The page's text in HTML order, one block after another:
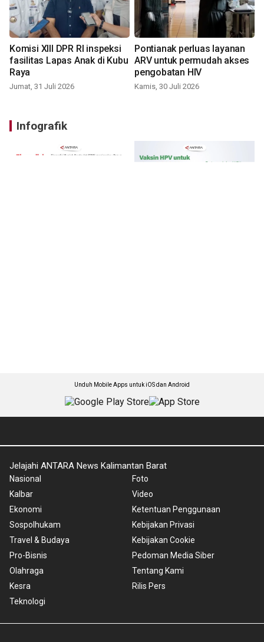
Komisi XIII DPR RI inspeksi
fasilitas Lapas Anak di Kubu
Raya
Jumat, 31 Juli 2026
Pontianak perluas layanan
ARV untuk permudah akses
pengobatan HIV
Kamis, 30 Juli 2026
Infografik
Unduh Mobile Apps untuk iOS dan Android
Jelajahi ANTARA News Kalimantan Barat
Nasional
Kalbar
Ekonomi
Sospolhukam
Travel & Budaya
Pro-Bisnis
Olahraga
Kesra
Teknologi
Foto
Video
Ketentuan Penggunaan
Kebijakan Privasi
Kebijakan Cookie
Pedoman Media Siber
Tentang Kami
Rilis Pers